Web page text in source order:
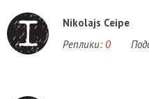
Nikolajs Ceipe
Реплики: 0